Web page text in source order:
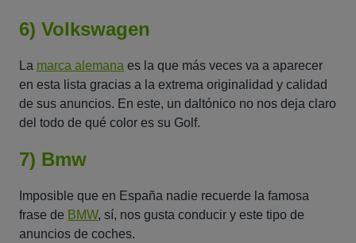
6) Volkswagen
La marca alemana es la que más veces va a aparecer
en esta lista gracias a la extrema originalidad y calidad
de sus anuncios. En este, un daltónico no nos deja claro
del todo de qué color es su Golf.
7) Bmw
Imposible que en España nadie recuerde la famosa
frase de BMW, sí, nos gusta conducir y este tipo de
anuncios de coches.